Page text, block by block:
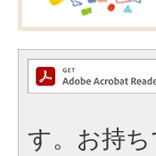
す。お持